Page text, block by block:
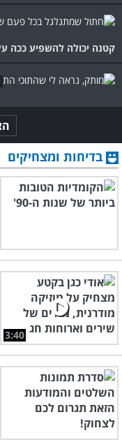
קטנה יכולה להשפיע ככה
בדיחות ומצחיקים
3:40